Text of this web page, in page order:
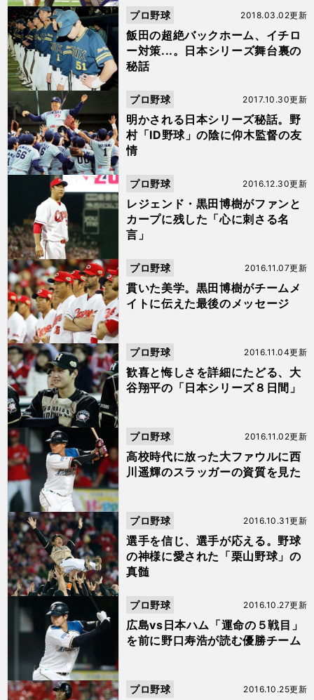
飯田の超絶バックホーム、イチロ
ー対策...。日本シリーズ舞台裏の
秘話
2018.03.02更新
プロ野球
明かされる日本シリーズ秘話。野
村「ID野球」の陰に仰木監督の友
情
2017.10.30更新
プロ野球
レジェンド・黒田博樹がファンと
カープに残した「心に刺さる名
言」
2016.12.30更新
プロ野球
貫いた美学。黒田博樹がチームメ
イトに伝えた最後のメッセージ
2016.11.07更新
プロ野球
歓喜と悔しさを詳細にたどる、大
谷翔平の「日本シリーズ８日間」
2016.11.04更新
プロ野球
高校時代に放った大ファウルに西
川遥輝のスラッガーの資質を見た
2016.11.02更新
プロ野球
選手を信じ、選手が応える。野球
の神様に愛された「栗山野球」の
真髄
2016.10.31更新
プロ野球
広島vs日本ハム「運命の５戦目」
を前に野口寿浩が読む優勝チーム
2016.10.27更新
プロ野球
2016.10.25更新
プロ野球